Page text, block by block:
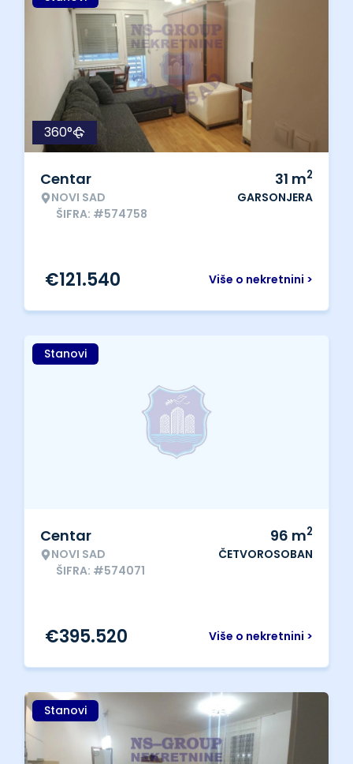
360°
Centar
NOVI SAD
ŠIFRA: #574758
31 m2
GARSONJERA
Više o nekretnini >
€121.540
Stanovi
Centar
NOVI SAD
ŠIFRA: #574071
96 m2
ČETVOROSOBAN
Više o nekretnini >
€395.520
Stanovi